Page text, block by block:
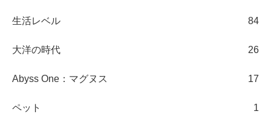
生活レベル 84
大洋の時代 26
Abyss One：マグヌス 17
ペット 1